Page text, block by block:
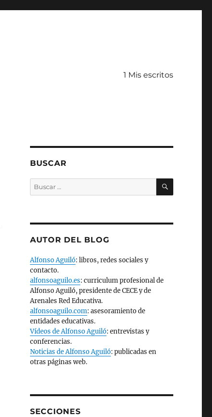
1 Mis escritos
BUSCAR
Buscar
por:
BUSCAR
AUTOR DEL BLOG
Alfonso Aguiló: libros, redes sociales y
contacto.
alfonsoaguilo.es: curriculum profesional de
Alfonso Aguiló, presidente de CECE y de
Arenales Red Educativa.
alfonsoaguilo.com: asesoramiento de
entidades educativas.
Vídeos de Alfonso Aguiló: entrevistas y
conferencias.
Noticias de Alfonso Aguiló: publicadas en
otras páginas web.
SECCIONES